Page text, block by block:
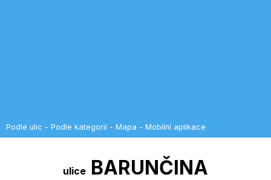
Podle ulic - Podle kategorií - Mapa - Mobilní aplikace
ulice BARUNČINA